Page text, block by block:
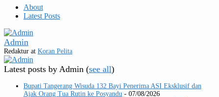
About
Latest Posts
Admin
Redaktur at Koran Pelita
Latest posts by Admin (see all)
Bupati Tangerang Wisuda 132 Bayi Penerima ASI Eksklusif dan
Ajak Orang Tua Rutin ke Posyandu - 07/08/2026